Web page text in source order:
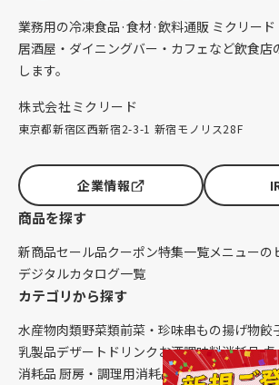
業務用の冷凍食品·食材·飲料通販 ミクリード
居酒屋・ダイニングバー・カフェなど飲食店
します。
株式会社ミクリード
東京都新宿区西新宿2-3-1 新宿モノリス28F
企業情報
商品を探す
新商品セール品クーポン特集一覧メニューの
デジタルカタログ一覧
カテゴリから探す
水産物肉類野菜類前菜・珍味串もの揚げ物餃
乳製品デザート ドリンク お酒調味料消耗品
消耗品 厨房・調理用消耗品 クレンリネス生